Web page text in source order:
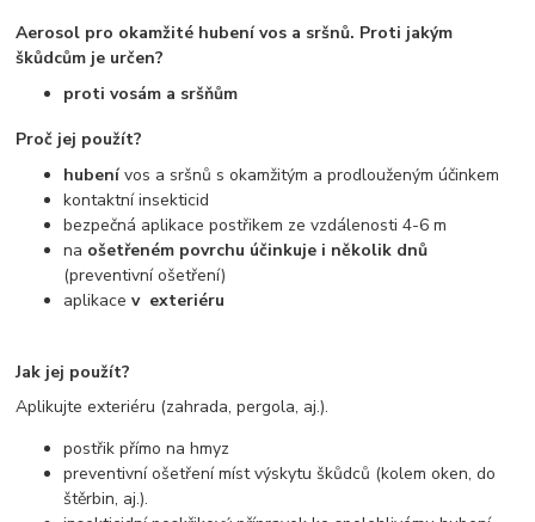
Aerosol pro okamžité hubení vos a sršnů. Proti jakým
škůdcům je určen?
proti vosám a sršňům
Proč jej použít?
hubenívos a sršnů s okamžitým a prodlouženým účinkem
kontaktní insekticid
bezpečná aplikace postřikem ze vzdálenosti 4-6 m
na ošetřeném povrchu účinkuje i několik dnů
(preventivní ošetření)
aplikacev exteriéru
Jak jej použít?
Aplikujte exteriéru (zahrada, pergola, aj.).
postřik přímo na hmyz
preventivní ošetření míst výskytu škůdců (kolem oken, do
štěrbin, aj.).